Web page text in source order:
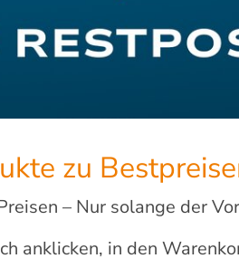
zu
– Nur solange der
anklicken, in den